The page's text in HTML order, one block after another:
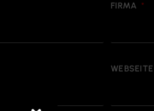
FIRMA
WEBSEITE